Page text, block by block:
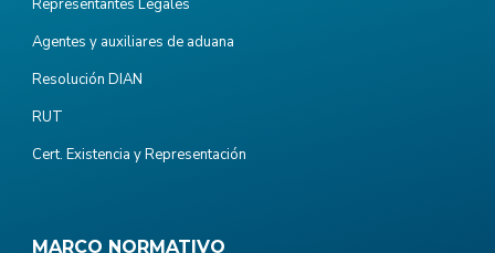
Agentes y auxiliares de aduana
Resolución DIAN
RUT
Cert. Existencia y Representación
MARCO NORMATIVO